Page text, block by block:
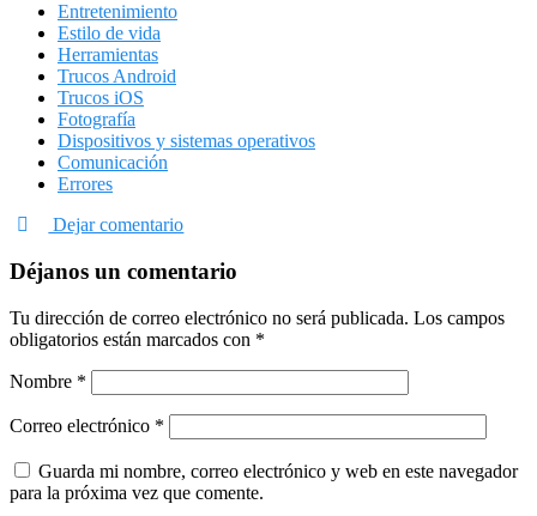
Entretenimiento
Estilo de vida
Herramientas
Trucos Android
Trucos iOS
Fotografía
Dispositivos y sistemas operativos
Comunicación
Errores
Dejar comentario
Déjanos un comentario
Tu dirección de correo electrónico no será publicada. Los campos
obligatorios están marcados con *
Nombre *
Correo electrónico *
Guarda mi nombre, correo electrónico y web en este navegador
para la próxima vez que comente.